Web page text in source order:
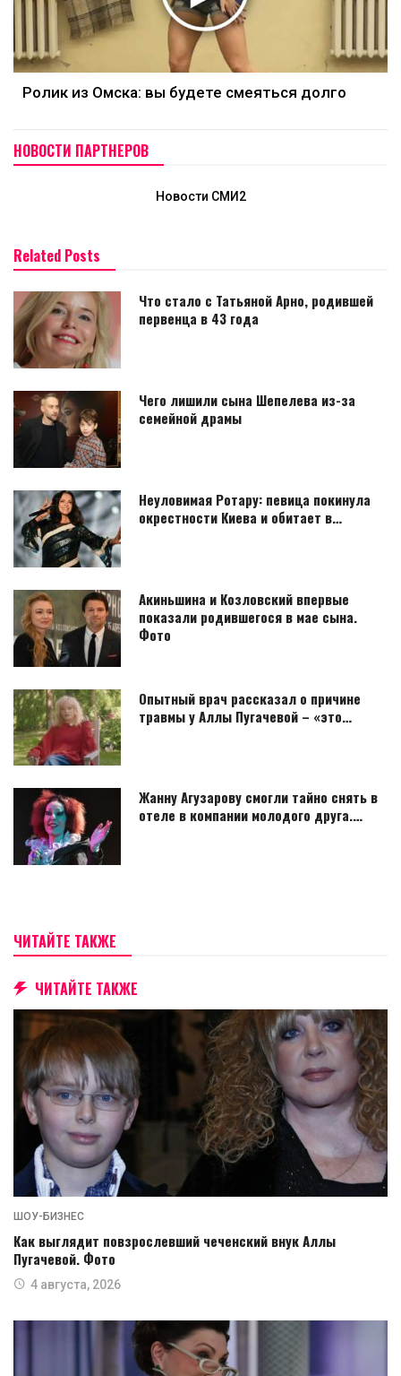
Ролик из Омска: вы будете смеяться долго
НОВОСТИ ПАРТНЕРОВ
Новости СМИ2
Related Posts
Что стало с Татьяной Арно, родившей
первенца в 43 года
Чего лишили сына Шепелева из-за
семейной драмы
Неуловимая Ротару: певица покинула
окрестности Киева и обитает в…
Акиньшина и Козловский впервые
показали родившегося в мае сына.
Фото
Опытный врач рассказал о причине
травмы у Аллы Пугачевой – «это…
Жанну Агузарову смогли тайно снять в
отеле в компании молодого друга.…
ЧИТАЙТЕ ТАКЖЕ
ЧИТАЙТЕ ТАКЖЕ
ШОУ-БИЗНЕС
Как выглядит повзрослевший чеченский внук Аллы
Пугачевой. Фото
4 августа, 2026